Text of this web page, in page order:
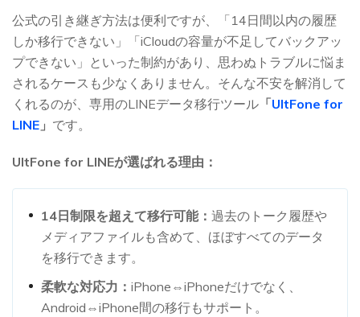
公式の引き継ぎ方法は便利ですが、「14日間以内の履歴
しか移行できない」「iCloudの容量が不足してバックアッ
プできない」といった制約があり、思わぬトラブルに悩ま
されるケースも少なくありません。そんな不安を解消して
くれるのが、専用のLINEデータ移行ツール 「UltFone for
LINE 」 です。
UltFone for LINEが選ばれる理由：
14日制限を超えて移行可能： 過去のトーク履歴や
メディアファイルも含めて、ほぼすべてのデータ
を移行できます。
柔軟な対応力： iPhone⇔iPhoneだけでなく、
Android⇔iPhone間の移行もサポート。